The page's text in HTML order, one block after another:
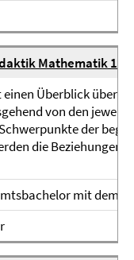
Mathematik 1
Überblick über
von den
der
die Beziehungen
mit dem